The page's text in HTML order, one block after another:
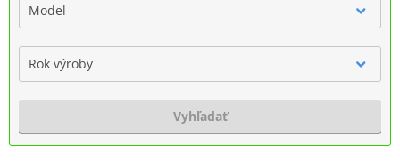
Model
Rok výroby
Vyhľadať